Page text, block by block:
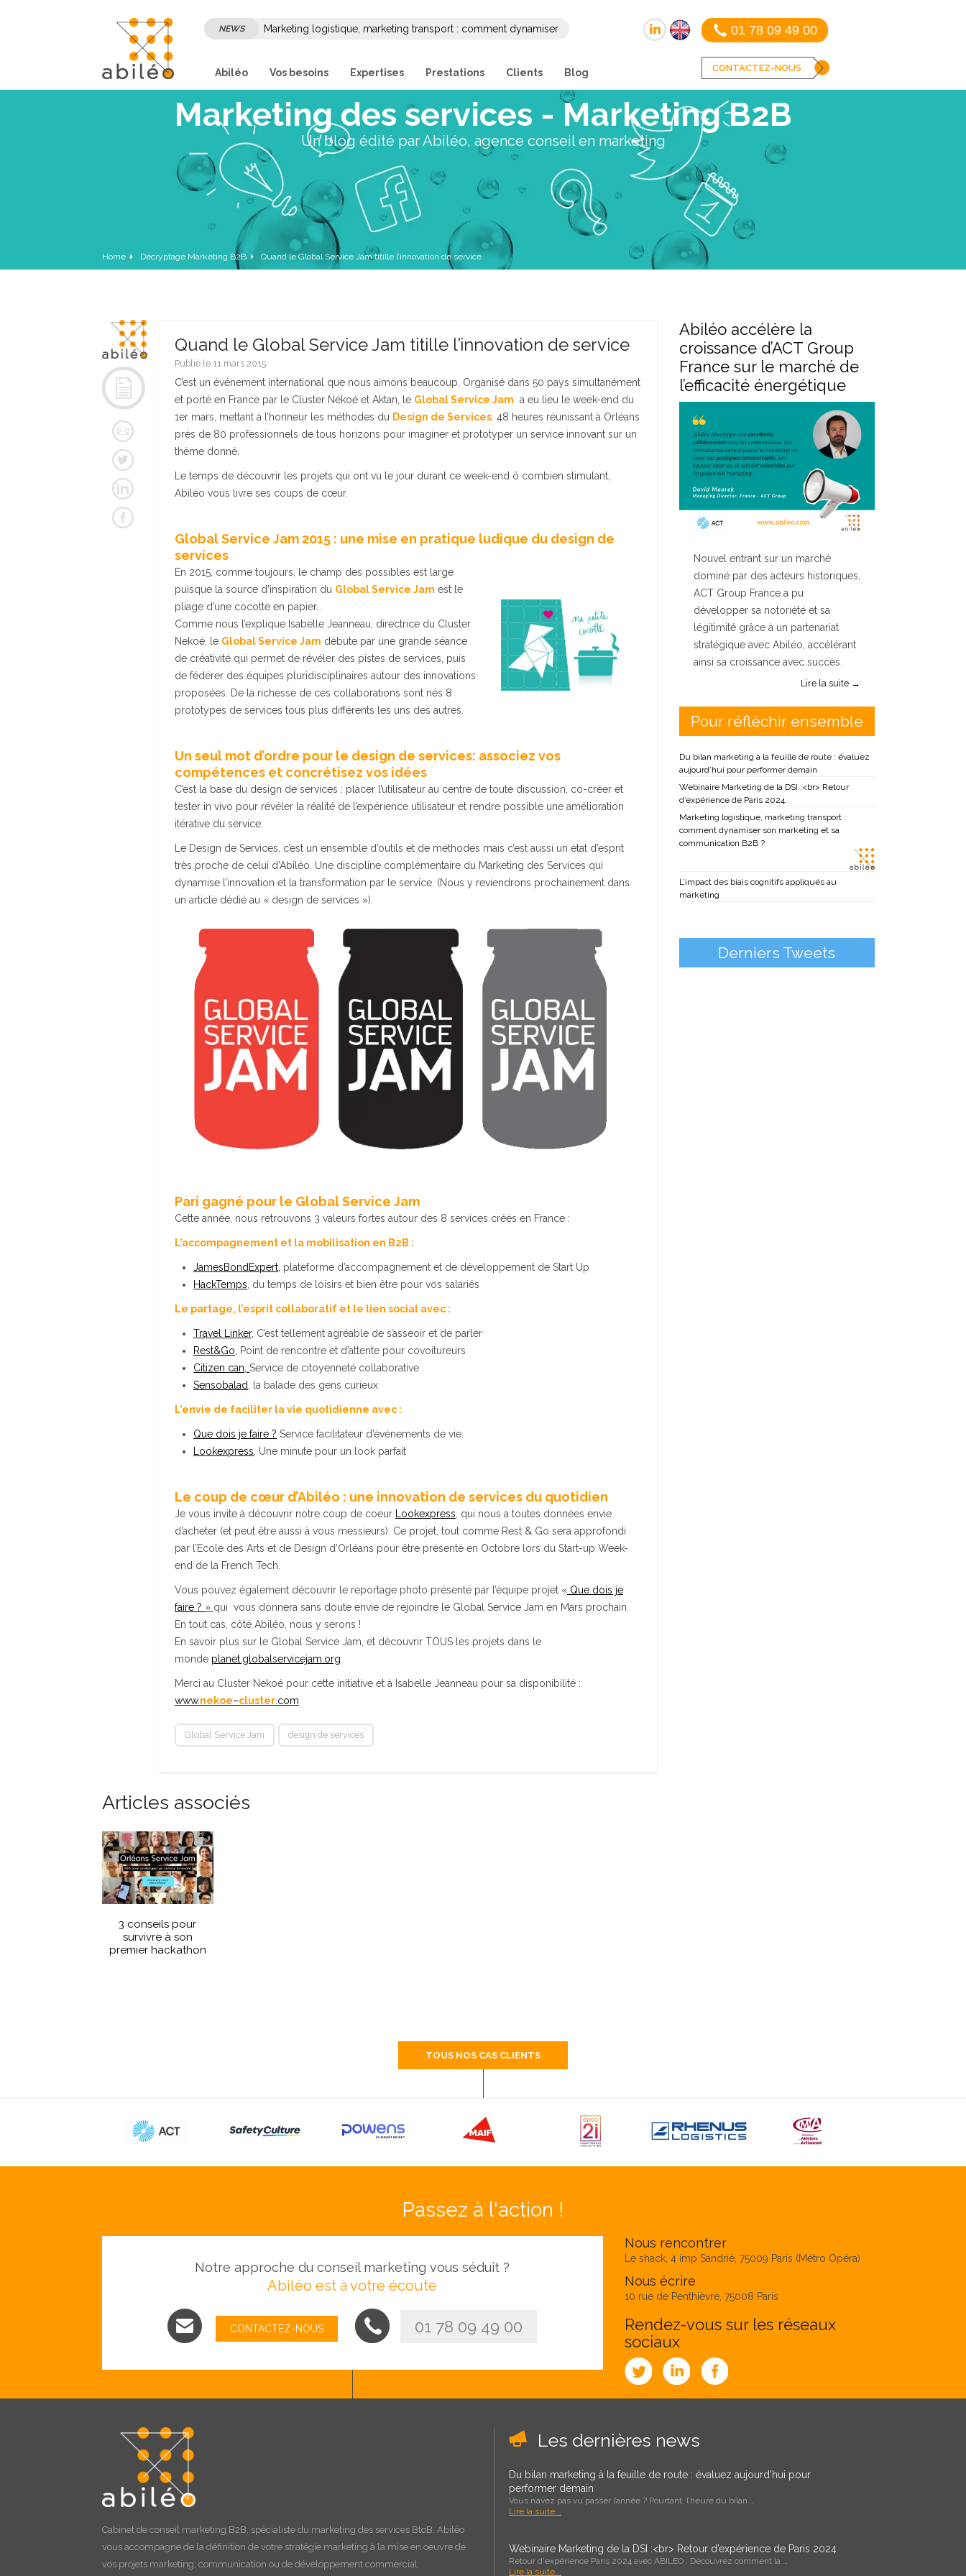
NEWS
Marketing logistique, marketing transport : comment dynamiser
Abiléo
Vos besoins Expertises Prestations Clients Blog
01 78 09 49 00
CONTACTEZ-NOUS
Home Décryptage Marketing B2B Quand le Global Service Jam titille l’innovation de service
Marketing des services - Marketing B2B
Un blog édité par Abiléo, agence conseil en marketing
Quand le Global Service Jam titille l’innovation de service
Publié le 11 mars 2015
C’est un événement international que nous aimons beaucoup. Organisé dans 50 pays simultanément
et porté en France par le Cluster Nékoé et Aktan, le Global Service Jam a eu lieu le week-end du
1er mars, mettant à l’honneur les méthodes du Design de Services . 48 heures réunissant à Orléans
près de 80 professionnels de tous horizons pour imaginer et prototyper un service innovant sur un
thème donné.
Le temps de découvrir les projets qui ont vu le jour durant ce week-end ô combien stimulant,
Abiléo vous livre ses coups de cœur.
Global Service Jam 2015 : une mise en pratique ludique du design de
services
En 2015, comme toujours, le champ des possibles est large
puisque la source d’inspiration du Global Service Jam est le
pliage d’une cocotte en papier…
Comme nous l’explique Isabelle Jeanneau, directrice du Cluster
Nekoé, le Global Service Jam débute par une grande séance
de créativité qui permet de révéler des pistes de services, puis
de fédérer des équipes pluridisciplinaires autour des innovations
proposées. De la richesse de ces collaborations sont nés 8
prototypes de services tous plus différents les uns des autres.
Un seul mot d’ordre pour le design de services: associez vos
compétences et concrétisez vos idées
C’est la base du design de services : placer l’utilisateur au centre de toute discussion, co-créer et
tester in vivo pour révéler la réalité de l’expérience utilisateur et rendre possible une amélioration
itérative du service.
Le Design de Services, c’est un ensemble d’outils et de méthodes mais c’est aussi un état d’esprit
très proche de celui d’Abiléo. Une discipline complémentaire du Marketing des Services qui
dynamise l’innovation et la transformation par le service. (Nous y reviendrons prochainement dans
un article dédié au « design de services »).
Pari gagné pour le Global Service Jam
Cette année, nous retrouvons 3 valeurs fortes autour des 8 services créés en France :
L’accompagnement et la mobilisation en B2B :
JamesBondExpert, plateforme d’accompagnement et de développement de Start Up
HackTemps , du temps de loisirs et bien être pour vos salariés
Le partage, l’esprit collaboratif et le lien social avec :
Travel Linker, C’est tellement agréable de s’asseoir et de parler
Rest&Go,
Point de rencontre et d’attente pour covoitureurs
Citizen can, Service de citoyenneté collaborative
Sensobalad
, la balade des gens curieux
L’envie de faciliter la vie quotidienne avec :
Que dois je faire ? Service facilitateur d’événements de vie.
Lookexpress , Une minute pour un look parfait
Le coup de cœur d’Abiléo : une innovation de services du quotidien
Je vous invite à découvrir notre coup de coeur Lookexpress , qui nous a toutes données envie
d’acheter (et peut être aussi à vous messieurs). Ce projet, tout comme Rest & Go sera approfondi
par l’Ecole des Arts et de Design d’Orléans pour être présenté en Octobre lors du Start-up Week-
end de la French Tech.
Vous pouvez également découvrir le reportage photo présenté par l’équipe projet « Que dois je
faire ? » qui vous donnera sans doute envie de rejoindre le Global Service Jam en Mars prochain.
En tout cas, côté Abiléo, nous y serons !
En savoir plus sur le Global Service Jam, et découvrir TOUS les projets dans le
monde planet.globalservicejam.org
Merci au Cluster Nekoé pour cette initiative et à Isabelle Jeanneau pour sa disponibilité :
www.nekoe–cluster .com
Global Service Jam design de services
Articles associés
3 conseils pour
survivre à son
premier hackathon
Abiléo accélère la
croissance d’ACT Group
France sur le marché de
l’efficacité énergétique
Nouvel entrant sur un marché
dominé par des acteurs historiques,
ACT Group France a pu
développer sa notoriété et sa
légitimité grâce à un partenariat
stratégique avec Abiléo, accélérant
ainsi sa croissance avec succès.
Lire la suite →
Pour réfléchir ensemble
Du bilan marketing à la feuille de route : évaluez
aujourd’hui pour performer demain
Webinaire Marketing de la DSI :<br> Retour
d’expérience de Paris 2024
Marketing logistique, marketing transport :
comment dynamiser son marketing et sa
communication B2B ?
L’impact des biais cognitifs appliqués au
marketing
Derniers Tweets
TOUS NOS CAS CLIENTS
Passez à l'action !
Notre approche du conseil marketing vous séduit ?
Abiléo est à votre écoute
CONTACTEZ-NOUS 01 78 09 49 00
Nous rencontrer
Le shack, 4 imp Sandrié, 75009 Paris (Métro Opéra)
Nous écrire
10 rue de Penthièvre, 75008 Paris
Rendez-vous sur les réseaux
sociaux
Cabinet de conseil marketing B2B , spécialiste du marketing des services BtoB, Abiléo
vous accompagne de la définition de votre stratégie marketing à la mise en oeuvre de
vos projets marketing, communication ou de développement commercial.
Les dernières news
Du bilan marketing à la feuille de route : évaluez aujourd’hui pour
performer demain
Vous n’avez pas vu passer l’année ? Pourtant, l’heure du bilan …
Lire la suite...
Webinaire Marketing de la DSI :<br> Retour d’expérience de Paris 2024
Retour d'expérience Paris 2024 avec ABILEO : Découvrez comment la …
Lire la suite...